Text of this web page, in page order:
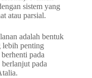
sistem yang
atau parsial.
adalah bentuk
lebih penting
pada
pada